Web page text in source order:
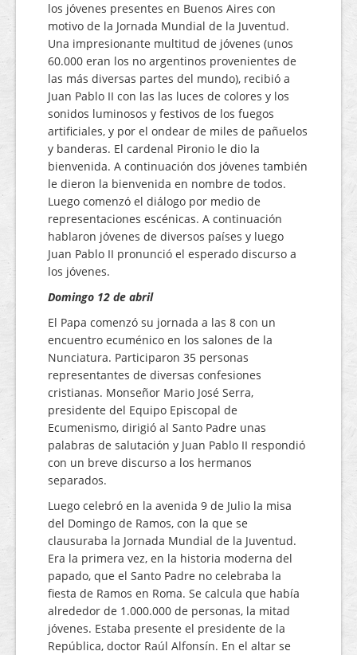
los jóvenes presentes en Buenos Aires con
motivo de la Jornada Mundial de la Juventud.
Una impresionante multitud de jóvenes (unos
60.000 eran los no argentinos provenientes de
las más diversas partes del mundo), recibió a
Juan Pablo II con las las luces de colores y los
sonidos luminosos y festivos de los fuegos
artificiales, y por el ondear de miles de pañuelos
y banderas. El cardenal Pironio le dio la
bienvenida. A continuación dos jóvenes también
le dieron la bienvenida en nombre de todos.
Luego comenzó el diálogo por medio de
representaciones escénicas. A continuación
hablaron jóvenes de diversos países y luego
Juan Pablo II pronunció el esperado discurso a
los jóvenes.
Domingo 12 de abril
El Papa comenzó su jornada a las 8 con un
encuentro ecuménico en los salones de la
Nunciatura. Participaron 35 personas
representantes de diversas confesiones
cristianas. Monseñor Mario José Serra,
presidente del Equipo Episcopal de
Ecumenismo, dirigió al Santo Padre unas
palabras de salutación y Juan Pablo II respondió
con un breve discurso a los hermanos
separados.
Luego celebró en la avenida 9 de Julio la misa
del Domingo de Ramos, con la que se
clausuraba la Jornada Mundial de la Juventud.
Era la primera vez, en la historia moderna del
papado, que el Santo Padre no celebraba la
fiesta de Ramos en Roma. Se calcula que había
alrededor de 1.000.000 de personas, la mitad
jóvenes. Estaba presente el presidente de la
República, doctor Raúl Alfonsín. En el altar se